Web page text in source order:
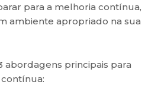
para a melhoria contínua,
ambiente apropriado na sua
abordagens principais para